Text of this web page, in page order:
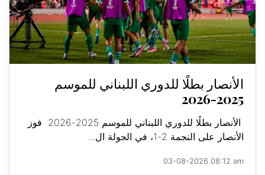
الأنصار بطلًا للدوري اللبناني للموسم
2025-2026
الأنصار بطلًا للدوري اللبناني للموسم 2025-2026 فوز
الأنصار على النجمة 2-1، في الجولة ال...
03-08-2026 08:12 am